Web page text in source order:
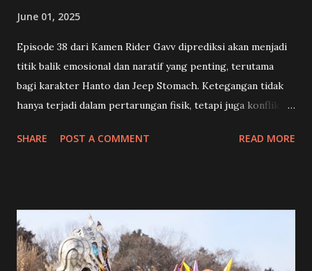
June 01, 2025
Episode 38 dari Kamen Rider Gavv diprediksi akan menjadi
titik balik emosional dan naratif yang penting, terutama
bagi karakter Hanto dan Jeep Stomach. Ketegangan tidak
hanya terjadi dalam pertarungan fisik, tetapi juga konflik
karakter utama. 🍡 Toko Manisan dan Kenangan Pahit
Tampaknya ini akan menjadi selingan ringan dari konflik
besar, namun justru menjadi awal dari konfrontasi
emosional yang mendalam. Di toko tersebut, mereka
SHARE POST A COMMENT READ MORE